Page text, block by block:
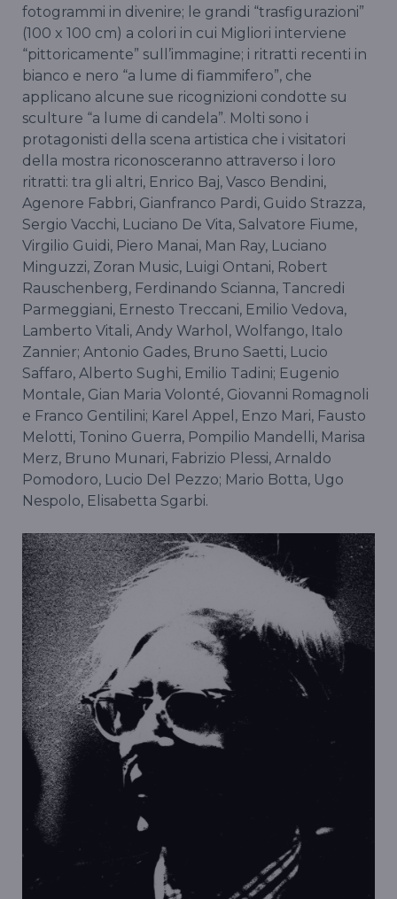
fotogrammi in divenire; le grandi “trasfigurazioni”
(100 x 100 cm) a colori in cui Migliori interviene
“pittoricamente” sull’immagine; i ritratti recenti in
bianco e nero “a lume di fiammifero”, che
applicano alcune sue ricognizioni condotte su
sculture “a lume di candela”. Molti sono i
protagonisti della scena artistica che i visitatori
della mostra riconosceranno attraverso i loro
ritratti: tra gli altri, Enrico Baj, Vasco Bendini,
Agenore Fabbri, Gianfranco Pardi, Guido Strazza,
Sergio Vacchi, Luciano De Vita, Salvatore Fiume,
Virgilio Guidi, Piero Manai, Man Ray, Luciano
Minguzzi, Zoran Music, Luigi Ontani, Robert
Rauschenberg, Ferdinando Scianna, Tancredi
Parmeggiani, Ernesto Treccani, Emilio Vedova,
Lamberto Vitali, Andy Warhol, Wolfango, Italo
Zannier; Antonio Gades, Bruno Saetti, Lucio
Saffaro, Alberto Sughi, Emilio Tadini; Eugenio
Montale, Gian Maria Volonté, Giovanni Romagnoli
e Franco Gentilini; Karel Appel, Enzo Mari, Fausto
Melotti, Tonino Guerra, Pompilio Mandelli, Marisa
Merz, Bruno Munari, Fabrizio Plessi, Arnaldo
Pomodoro, Lucio Del Pezzo; Mario Botta, Ugo
Nespolo, Elisabetta Sgarbi.